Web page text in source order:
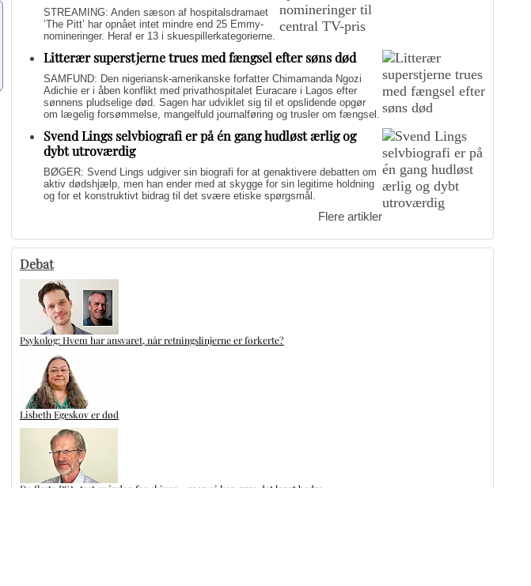
STREAMING: Anden sæson af hospitalsdramaet
‘The Pitt’ har opnået intet mindre end 25 Emmy-
nomineringer. Heraf er 13 i skuespillerkategorierne.
Litterær superstjerne trues med fængsel efter søns død
SAMFUND: Den nigeriansk-amerikanske forfatter Chimamanda Ngozi
Adichie er i åben konflikt med privathospitalet Euracare i Lagos efter
sønnens pludselige død. Sagen har udviklet sig til et opslidende opgør
om lægelig forsømmelse, mangelfuld journalføring og trusler om fængsel.
Svend Lings selvbiografi er på én gang hudløst ærlig og
dybt utroværdig
BØGER: Svend Lings udgiver sin biografi for at genaktivere debatten om
aktiv dødshjælp, men han ender med at skygge for sin legitime holdning
og for et konstruktivt bidrag til det svære etiske spørgsmål.
Flere artikler
Debat
Psykolog: Hvem har ansvaret, når retningslinjerne er forkerte?
Lisbeth Egeskov er død
De fleste PSA-test er inden for skiven – men vi kan gøre det langt bedre